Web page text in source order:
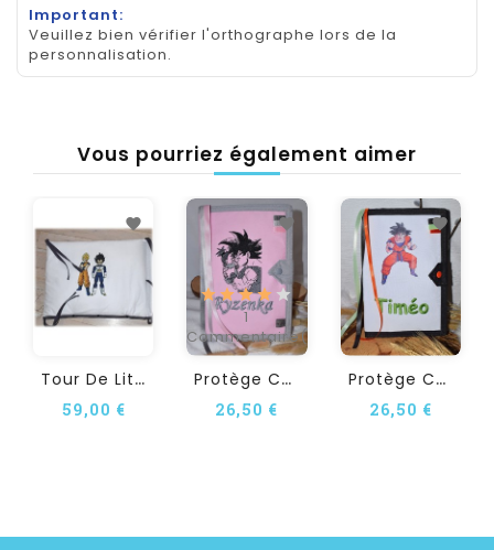
Important:
Veuillez bien vérifier l'orthographe lors de la
personnalisation.
Vous pourriez également aimer
T
Our De Lit Personnalisé En...
59,00 €
1
Commentaire(s)
P
Rotège Carnet De Santé...
26,50 €
P
Rotège Carnet De Santé...
26,50 €